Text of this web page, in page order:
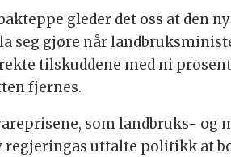
gleder det oss at den
seg gjøre når
tilskuddene med ni
fjernes.
som landbruks-
regjeringas uttalte politikk at